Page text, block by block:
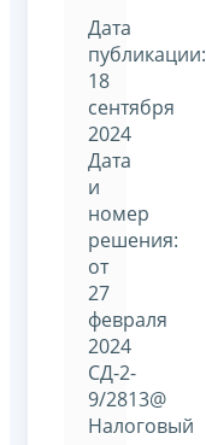
Дата
публикации:
18
сентября
2024
Дата
и
номер
решения:
от
27
февраля
2024
СД-2-
9/2813@
Налоговый